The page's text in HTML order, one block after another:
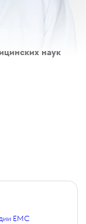
наук
EMC